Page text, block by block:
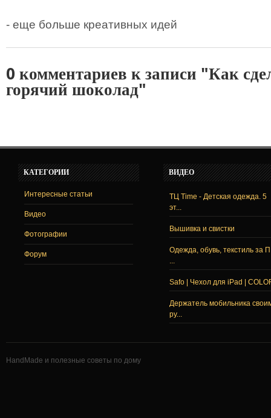
- еще больше креативных идей
0 комментариев к записи "Как
горячий шоколад"
КАТЕГОРИИ
Интересные статьи
Видео
Фотографии
Форум
ВИДЕО
ТЦ Time - Детская одежда. 5
эт...
Вышивка и свистки
Одежда, обувь, текстиль за
...
Safo | Чехол для iPad |
Держатель мобильника
ру...
HandMade и полезные советы по дому